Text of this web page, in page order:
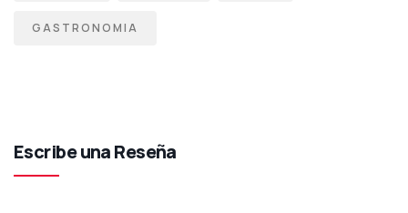
GASTRONOMIA
Escribe una Reseña